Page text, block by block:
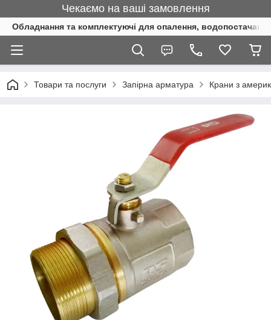
Чекаємо на ваші замовлення
Обладнання та комплектуючі для опалення, водопостачання
Товари та послуги Запірна арматура Крани з